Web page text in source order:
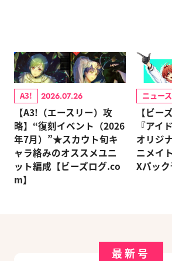
A3! 2026.07.26
【A3!（エースリー）攻
略】“復刻イベント（2026
年7月）”★スカウト旬キ
ャラ絡みのオススメユニ
ット編成【ビーズログ.co
m】
ニュース
【ビー
『アイ
オリジ
ニメイ
Xパック
最新号